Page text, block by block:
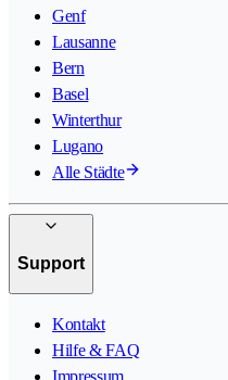
Genf
Lausanne
Bern
Basel
Winterthur
Lugano
Alle Städte
Support
Kontakt
Hilfe & FAQ
Impressum